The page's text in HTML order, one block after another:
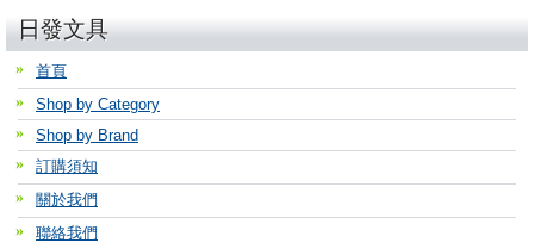
日發文具
首頁
Shop by Category
Shop by Brand
訂購須知
關於我們
聯絡我們